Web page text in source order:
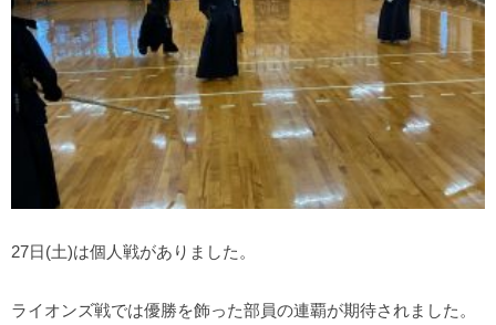
27日(土)は個人戦がありました。
ライオンズ戦では優勝を飾った部員の連覇が期待されました。